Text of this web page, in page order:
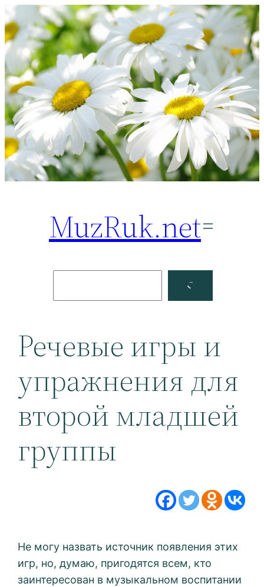
Перейти
к
содержимому
MuzRuk.net
Facebook
Речевые игры и
упражнения для
второй младшей
группы
Не могу назвать источник появления этих
игр, но, думаю, пригодятся всем, кто
заинтересован в музыкальном воспитании